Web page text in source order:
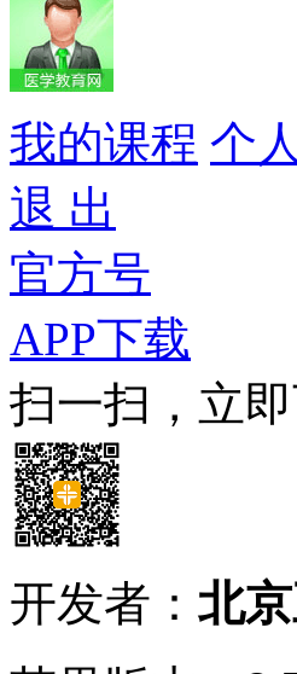
我的课程 个
退 出
官方号
APP下载
扫一扫，立
开发者： 北